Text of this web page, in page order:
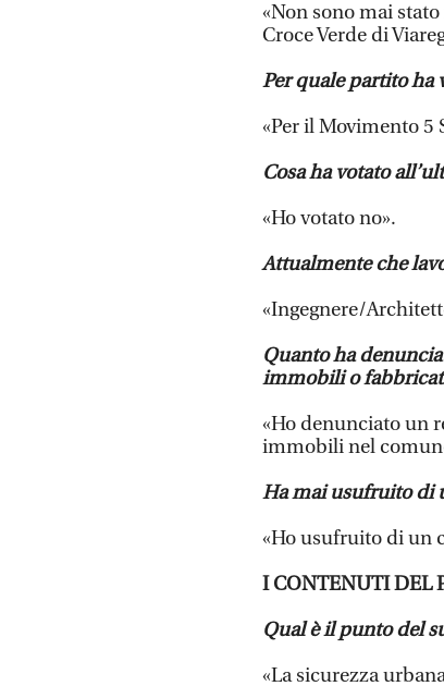
«Non sono mai
Croce Verde di
Per quale partito ha
«Per il Movimento 5
Cosa ha votato
«Ho votato no».
Attualmente che
«Ingegnere/
Quanto ha
immobili o
«Ho denunciato un
immobili nel
Ha mai usufruito di
«Ho usufruito di un
I CONTENUTI DEL
Qual è il punto del
«La sicurezza